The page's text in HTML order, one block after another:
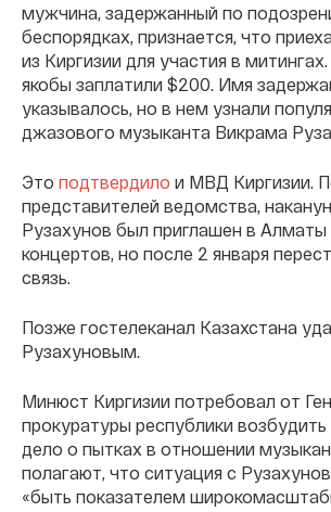
мужчина, задержанный по
беспорядках, признается, что
из Киргизии для участия в
якобы заплатили $200. Имя
указывалось, но в нем узнали
джазового музыканта Викрама
Это подтвердило и МВД Киргизии.
представителей ведомства,
Рузахунов был приглашен в Алматы
концертов, но после 2 января
связь.
Позже гостелеканал Казахстана
Рузахуновым.
Минюст Киргизии потребовал от
прокуратуры республики
дело о пытках в отношении
полагают, что ситуация с
«быть показателем